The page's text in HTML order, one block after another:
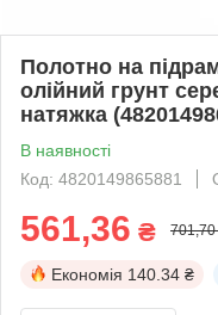
Полотно на
олійний грунт
натяжка
В наявності
Код: 4820149865881
561,36 ₴ 701,70
Економія 140.34 ₴